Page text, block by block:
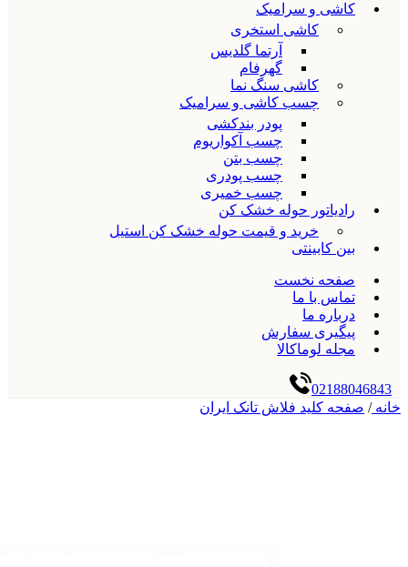
کاشی و سرامیک
کاشی استخری
آرتما گلدیس
گهرفام
کاشی سنگ نما
چسب کاشی و سرامیک
پودر بندکشی
چسب آکواریوم
چسب بتن
چسب پودری
چسب خمیری
رادیاتور حوله خشک کن
خرید و قیمت حوله خشک کن استیل
بین کابینتی
صفحه نخست
تماس با ما
درباره ما
پیگیری سفارش
مجله لوماکالا
02188046843
خانه/ صفحه کلید فلاش تانک ایران